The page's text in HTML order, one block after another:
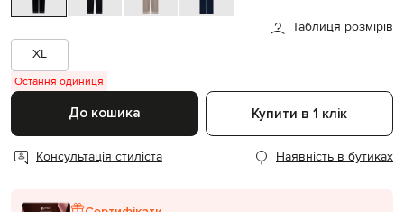
Таблиця розмірів
XL
Остання одиниця
До кошика Купити в 1 клік
Консультація стиліста Наявність в бутиках